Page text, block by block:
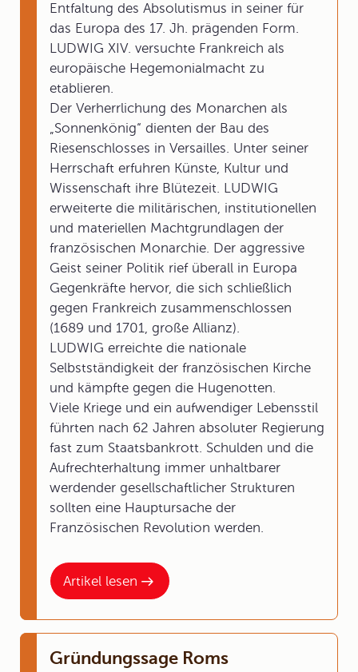
Artikel lesen
Entfaltung des Absolutismus in seiner für
das Europa des 17. Jh. prägenden Form.
LUDWIG XIV. versuchte Frankreich als
europäische Hegemonialmacht zu
etablieren.
Der Verherrlichung des Monarchen als
„Sonnenkönig“ dienten der Bau des
Riesenschlosses in Versailles. Unter seiner
Herrschaft erfuhren Künste, Kultur und
Wissenschaft ihre Blütezeit. LUDWIG
erweiterte die militärischen, institutionellen
und materiellen Machtgrundlagen der
französischen Monarchie. Der aggressive
Geist seiner Politik rief überall in Europa
Gegenkräfte hervor, die sich schließlich
gegen Frankreich zusammenschlossen
(1689 und 1701, große Allianz).
LUDWIG erreichte die nationale
Selbstständigkeit der französischen Kirche
und kämpfte gegen die Hugenotten.
Viele Kriege und ein aufwendiger Lebensstil
führten nach 62 Jahren absoluter Regierung
fast zum Staatsbankrott. Schulden und die
Aufrechterhaltung immer unhaltbarer
werdender gesellschaftlicher Strukturen
sollten eine Hauptursache der
Französischen Revolution werden.
Gründungssage Roms